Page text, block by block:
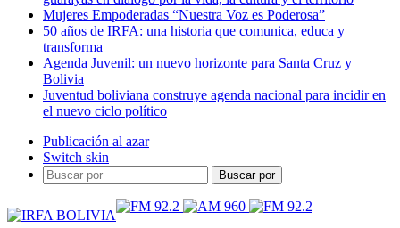
Mujeres Empoderadas “Nuestra Voz es Poderosa”
50 años de IRFA: una historia que comunica, educa y
transforma
Agenda Juvenil: un nuevo horizonte para Santa Cruz y
Bolivia
Juventud boliviana construye agenda nacional para incidir en
el nuevo ciclo político
Publicación al azar
Switch skin
Buscar por